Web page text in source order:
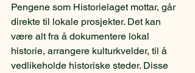
Pengene som Historielaget mottar, går
direkte til lokale prosjekter. Det kan
være alt fra å dokumentere lokal
historie, arrangere kulturkvelder, til å
vedlikeholde historiske steder. Disse